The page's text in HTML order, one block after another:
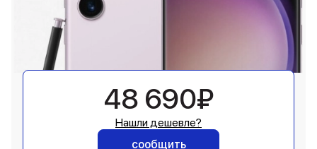
48 690₽
Нашли дешевле?
сообщить